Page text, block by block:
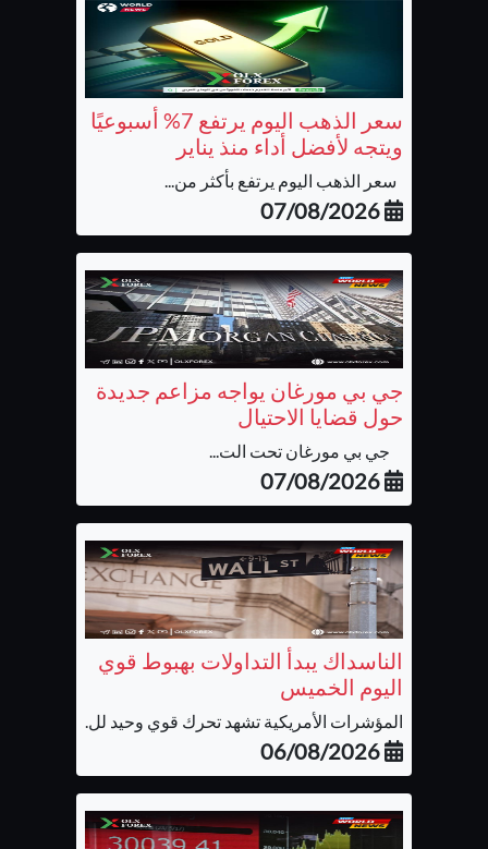
سعر الذهب اليوم يرتفع 7% أسبوعيًا
ويتجه لأفضل أداء منذ يناير
سعر الذهب اليوم يرتفع بأكثر من...
07/08/2026
جي بي مورغان يواجه مزاعم جديدة
حول قضايا الاحتيال
جي بي مورغان تحت الت...
07/08/2026
الناسداك يبدأ التداولات بهبوط قوي
اليوم الخميس
المؤشرات الأمريكية تشهد تحرك قوي وحيد لل...
06/08/2026